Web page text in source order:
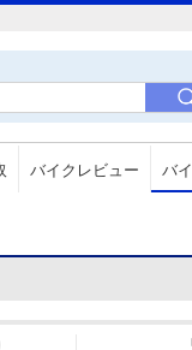
バイクレビュー バ